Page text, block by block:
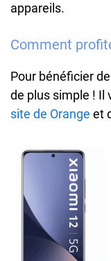
appareils.
Comment
Pour bénéficier
de plus simple ! Il
site de Orange et